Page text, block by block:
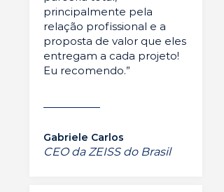
principalmente pela
relação profissional e a
proposta de valor que eles
entregam a cada projeto!
Eu recomendo.”
Gabriele Carlos
CEO da ZEISS do Brasil